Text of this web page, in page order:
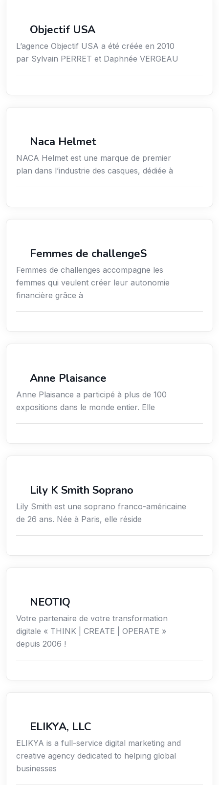
Objectif USA
L’agence Objectif USA a été créée en 2010
par Sylvain PERRET et Daphnée VERGEAU
Naca Helmet
NACA Helmet est une marque de premier
plan dans l’industrie des casques, dédiée à
Femmes de challengeS
Femmes de challenges accompagne les
femmes qui veulent créer leur autonomie
financière grâce à
Anne Plaisance
Anne Plaisance a participé à plus de 100
expositions dans le monde entier. Elle
Lily K Smith Soprano
Lily Smith est une soprano franco-américaine
de 26 ans. Née à Paris, elle réside
NEOTIQ
Votre partenaire de votre transformation
digitale « THINK | CREATE | OPERATE »
depuis 2006 !
ELIKYA, LLC
ELIKYA is a full-service digital marketing and
creative agency dedicated to helping global
businesses